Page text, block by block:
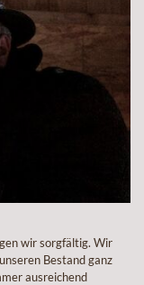
wir sorgfältig. Wir
Bestand ganz
ausreichend